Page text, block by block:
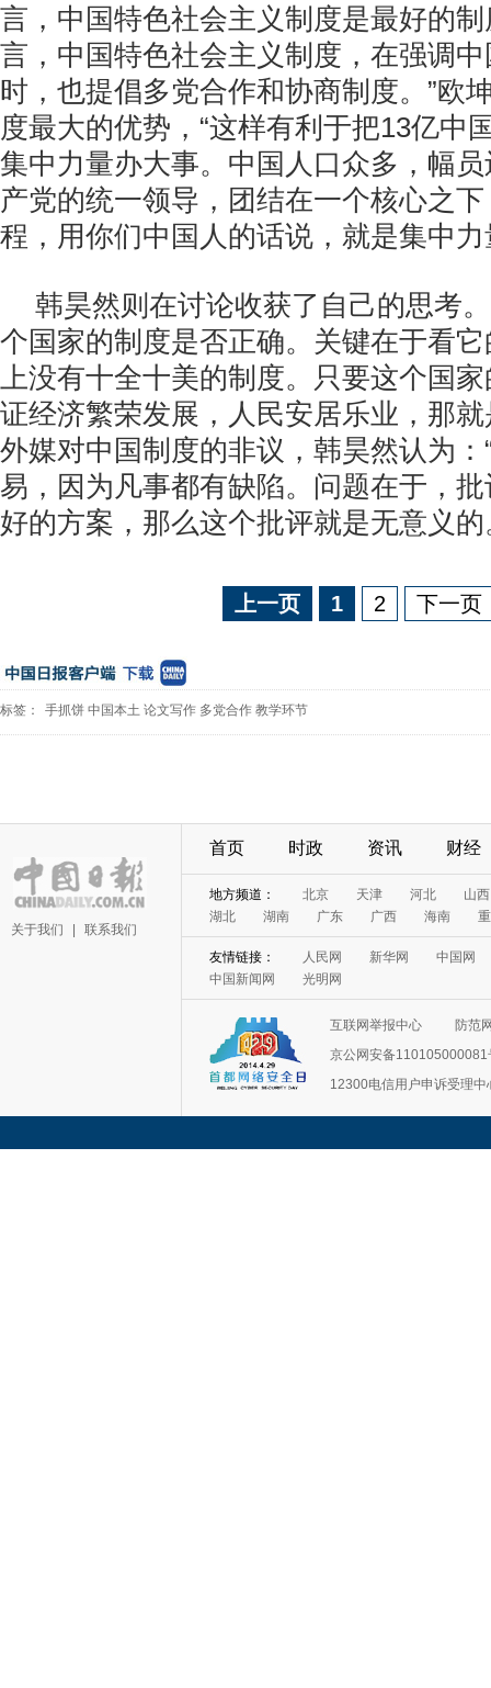
言，中国特色社会主义制度是最好的
言，中国特色社会主义制度，在强调
时，也提倡多党合作和协商制度。”欧
度最大的优势，“这样有利于把13亿中
集中力量办大事。中国人口众多，幅
产党的统一领导，团结在一个核心之
程，用你们中国人的话说，就是集中力
韩昊然则在讨论收获了自己的思考
个国家的制度是否正确。关键在于看
上没有十全十美的制度。只要这个国
证经济繁荣发展，人民安居乐业，那
外媒对中国制度的非议，韩昊然认为：
易，因为凡事都有缺陷。问题在于，
好的方案，那么这个批评就是无意义的
上一页 1 2 下一页
标签： 手抓饼 中国本土 论文写作 多党合作 教学环节
关于我们 联系我们
首页 时政 资讯 财经
地方频道： 北京 天津 河北
山西
湖北
湖南 广东 广西 海南
友情链接： 人民网 新华网
中国网
中国新闻网
光明网
互联网举报中心
防范
京公网安备110105000081
12300电信用户申诉受理中